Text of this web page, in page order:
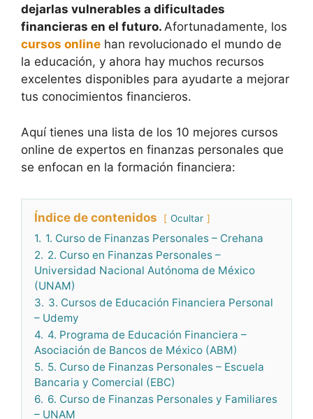
dejarlas vulnerables a dificultades
financieras en el futuro. Afortunadamente, los
cursos online han revolucionado el mundo de
la educación, y ahora hay muchos recursos
excelentes disponibles para ayudarte a mejorar
tus conocimientos financieros.
Aquí tienes una lista de los 10 mejores cursos
online de expertos en finanzas personales que
se enfocan en la formación financiera:
Índice de contenidos Ocultar
1. 1. Curso de Finanzas Personales – Crehana
2. 2. Curso en Finanzas Personales –
Universidad Nacional Autónoma de México
(UNAM)
3. 3. Cursos de Educación Financiera Personal
– Udemy
4. 4. Programa de Educación Financiera –
Asociación de Bancos de México (ABM)
5. 5. Curso de Finanzas Personales – Escuela
Bancaria y Comercial (EBC)
6. 6. Curso de Finanzas Personales y Familiares
– UNAM